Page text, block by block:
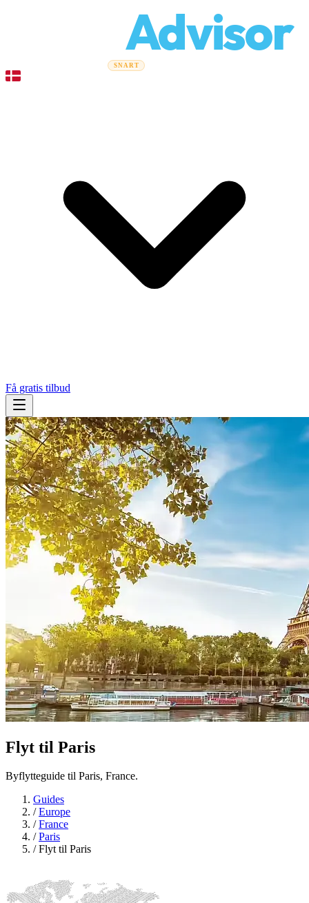
Advisor
Flyttefirmaer SNART
Få gratis tilbud
Flyt til Paris
Byflytteguide til Paris, France.
Guides
/Europe
/France
/Paris
/Flyt til Paris